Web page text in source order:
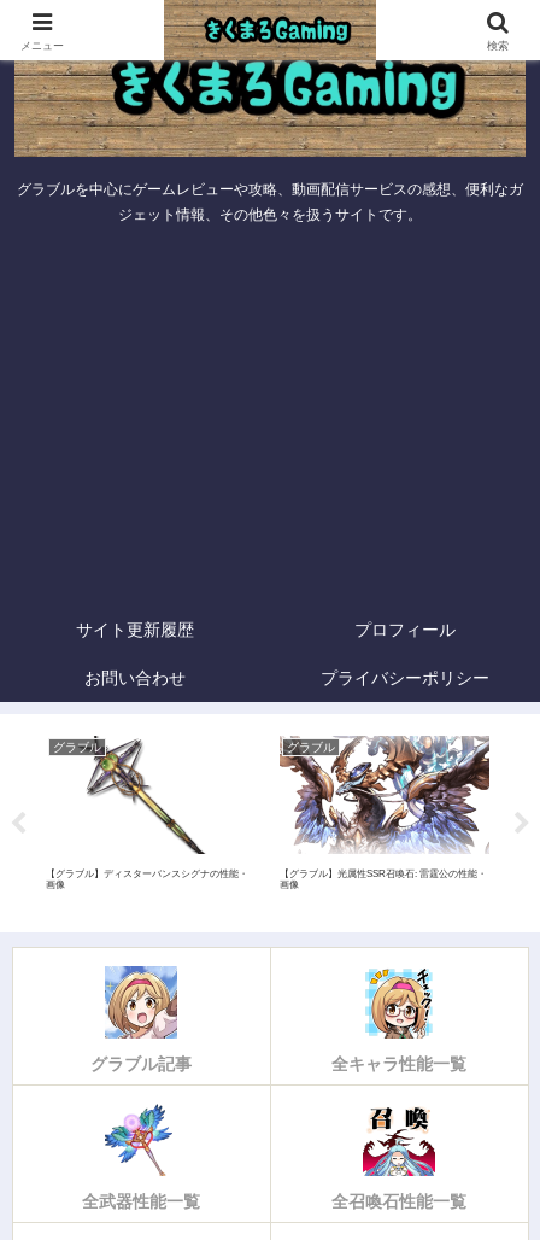
グラブルを中心にゲームレビューや攻略、動画配信サービスの感想、便利なガ
ジェット情報、その他色々を扱うサイトです。
サイト更新履歴 プロフィール
お問い合わせ プライバシーポリシー
グラブル
【グラブル】ディスターバンスシグナの性能・
画像
グラブル
【グラブル】光属性SSR召喚石: 雷霆公の性能・
画像
グラブル記事 全キャラ性能一覧
全武器性能一覧 全召喚石性能一覧
メニュー 検索